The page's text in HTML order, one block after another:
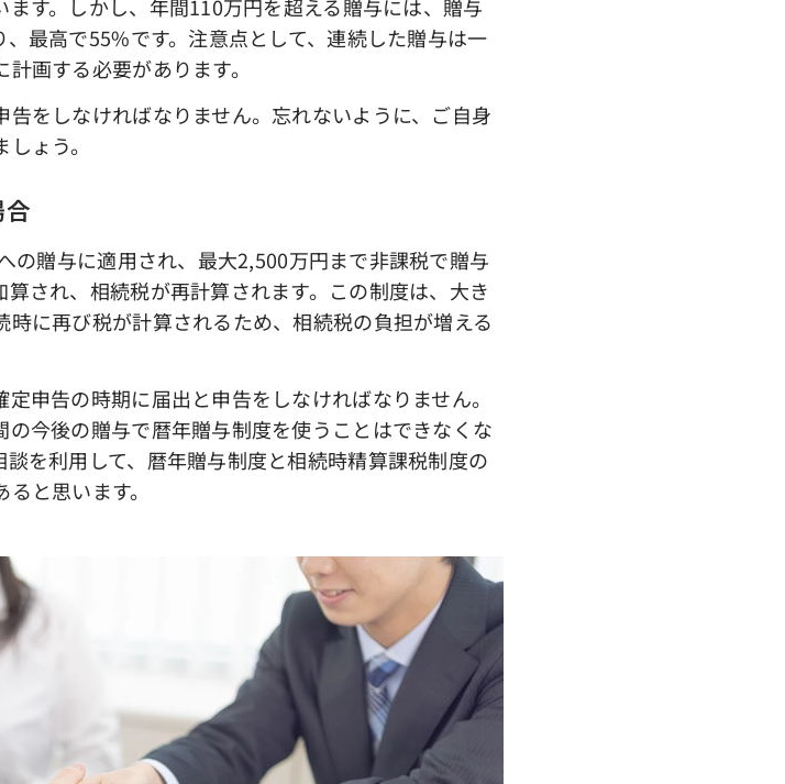
す。しかし、年間110万円を超える贈与には、贈与
最高で55%です。注意点として、連続した贈与は一
画する必要があります。
をしなければなりません。忘れないように、ご自身
ょう。
贈与に適用され、最大2,500万円まで非課税で贈与
され、相続税が再計算されます。この制度は、大き
に再び税が計算されるため、相続税の負担が増える
申告の時期に届出と申告をしなければなりません。
今後の贈与で暦年贈与制度を使うことはできなくな
を利用して、暦年贈与制度と相続時精算課税制度の
と思います。